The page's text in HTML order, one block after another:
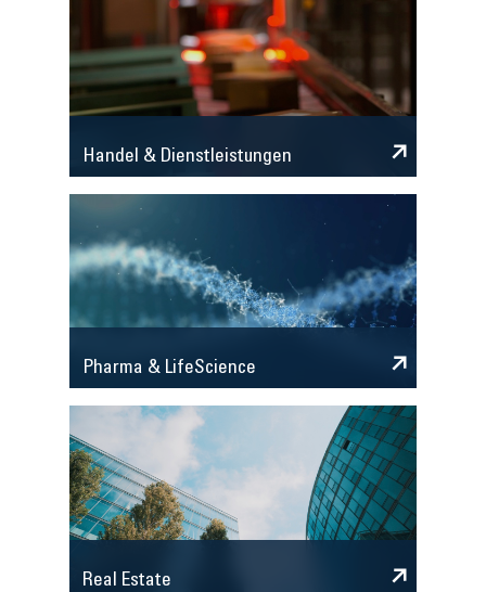
Handel & Dienstleistungen
Pharma & LifeScience
Real Estate